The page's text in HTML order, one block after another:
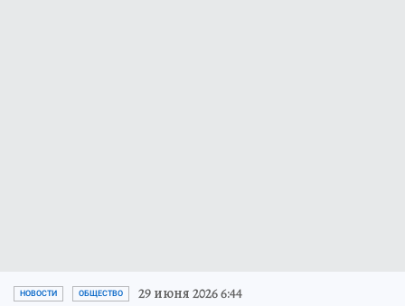
НОВОСТИ ОБЩЕСТВО 29 июня 2026 6:44